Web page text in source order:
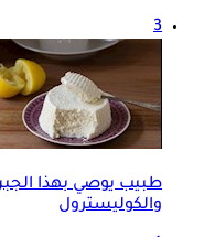
3
طبيب يوصي بهذا
والكوليسترول